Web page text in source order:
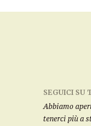
SEGUICI SU
Abbiamo
tenerci più a